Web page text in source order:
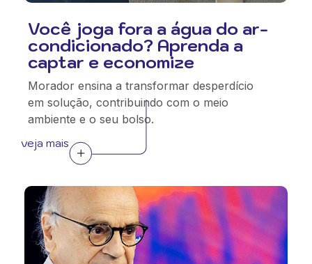
Você joga fora a água do ar-
condicionado? Aprenda a
captar e economize
Morador ensina a transformar desperdício
em solução, contribuindo com o meio
ambiente e o seu bolso.
veja mais